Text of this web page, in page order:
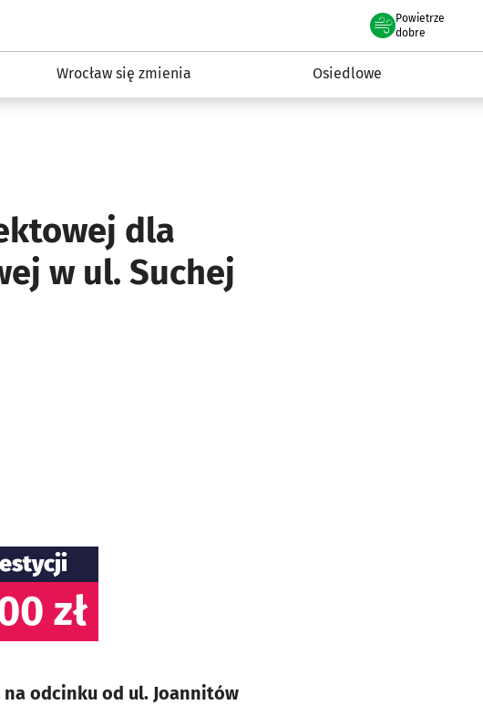
#InwestycjeWRO - miejskie inwestycje 2019-2032
Powietrze
we Wrocławiu
dobre
Wrocław się zmienia Osiedlowe
dla
w ul. Suchej
zł
odcinku od ul. Joannitów